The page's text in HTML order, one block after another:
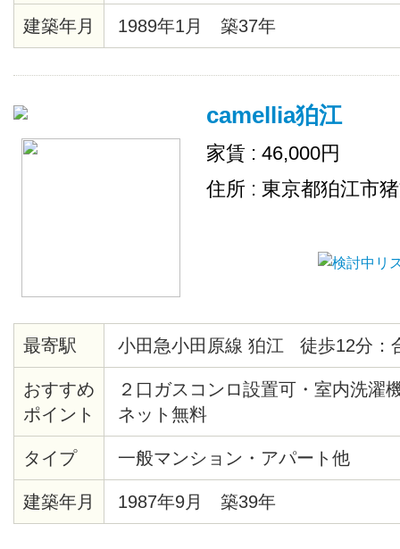
建築年月 1989年1月 築37年
camellia狛江
家賃 : 46,000円
住所 : 東京都狛江市
最寄駅 小田急小田原線 狛江 徒歩12分：
おすすめ
ポイント
２口ガスコンロ設置可・室内洗濯
ネット無料
タイプ 一般マンション・アパート他
建築年月 1987年9月 築39年